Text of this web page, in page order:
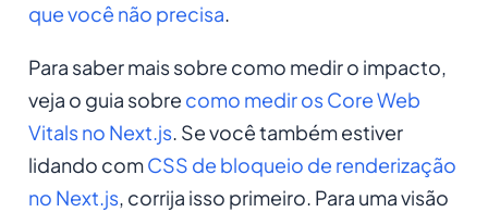
que você não precisa.
Para saber mais sobre como medir o impacto,
veja o guia sobre como medir os Core Web
Vitals no Next.js. Se você também estiver
lidando comCSS de bloqueio de renderização
no Next.js, corrija isso primeiro. Para uma visão